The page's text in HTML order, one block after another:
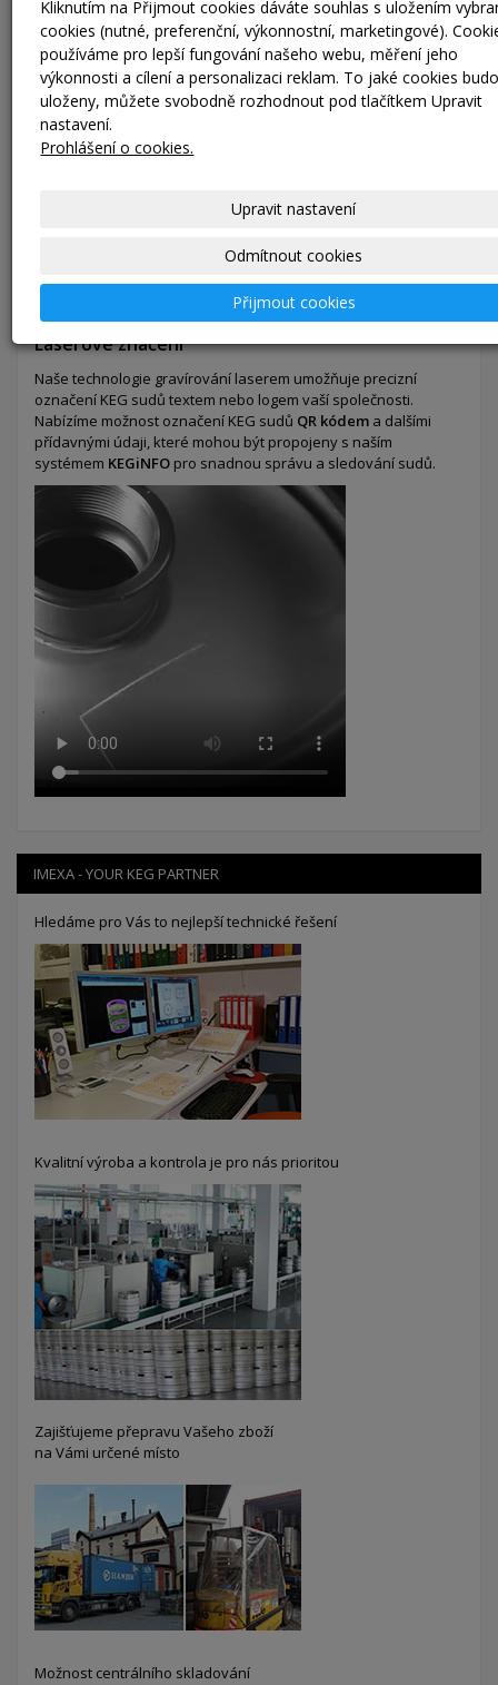
Pro více informací a nákup navštivte náš e-shop.
Laserové značení
Naše technologie gravírování laserem umožňuje precizní
označení KEG sudů textem nebo logem vaší společnosti.
Nabízíme možnost označení KEG sudů QR kódem a dalšími
přídavnými údaji, které mohou být propojeny s naším
systémem KEGiNFO pro snadnou správu a sledování sudů.
IMEXA - YOUR KEG PARTNER
Hledáme pro Vás to nejlepší technické řešení
Kvalitní výroba a kontrola je pro nás prioritou
Zajišťujeme přepravu Vašeho zboží
na Vámi určené místo
Možnost centrálního skladování
Kliknutím na Přijmout cookies dáváte souhlas s uložením
cookies (nutné, preferenční, výkonnostní, marketingové).
používáme pro lepší fungování našeho webu, měření jeho
výkonnosti a cílení a personalizaci reklam. To jaké cookies
uloženy, můžete svobodně rozhodnout pod tlačítkem Upravit
nastavení.
Prohlášení o cookies.
Upravit nastavení
Odmítnout cookies
Přijmout cookies